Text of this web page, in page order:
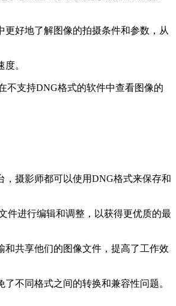
好地了解图像的拍摄条件和参数，从
。
不支持DNG格式的软件中查看图像的
，摄影师都可以使用DNG格式来保存和
件进行编辑和调整，以获得更优质的最
和共享他们的图像文件，提高了工作效
不同格式之间的转换和兼容性问题。